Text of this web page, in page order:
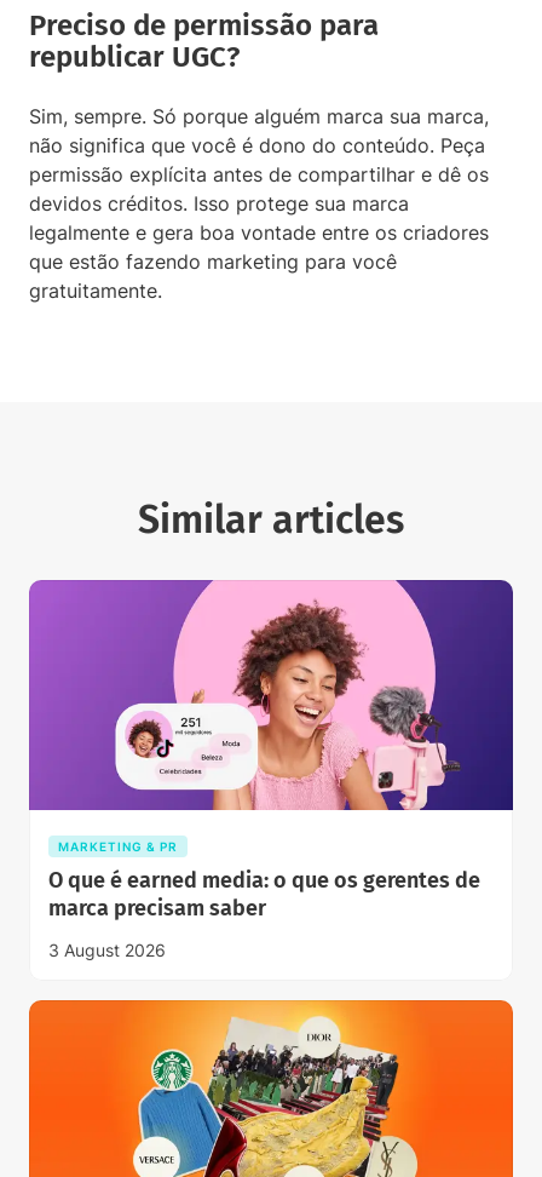
Preciso de permissão para
republicar UGC?
Sim, sempre. Só porque alguém marca sua marca,
não significa que você é dono do conteúdo. Peça
permissão explícita antes de compartilhar e dê os
devidos créditos. Isso protege sua marca
legalmente e gera boa vontade entre os criadores
que estão fazendo marketing para você
gratuitamente.
Similar articles
MARKETING & PR
O que é earned media: o que os gerentes de
marca precisam saber
3 August 2026